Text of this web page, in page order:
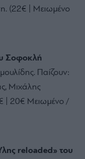
(22€ | Μειωμένο
Σοφοκλή
Παίζουν:
Μιχάλης
| 20€ Μειωμένο /
reloaded» του